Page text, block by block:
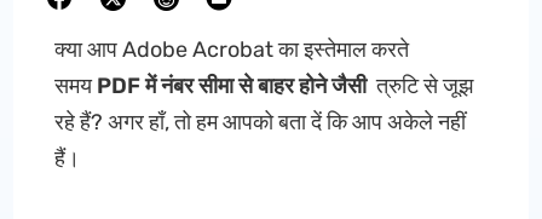
क्या आप Adobe Acrobat का इस्तेमाल करते
समयPDF में नंबर सीमा से बाहर होने जैसीत्रुटि से जूझ
रहे हैं? अगर हाँ, तो हम आपको बता दें कि आप अकेले नहीं
हैं।